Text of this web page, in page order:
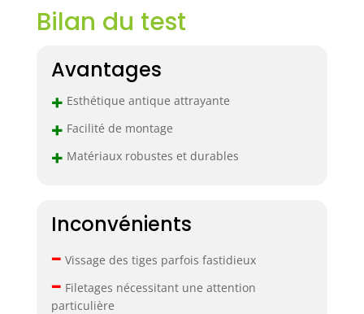
Bilan du test
Avantages
+ Esthétique antique attrayante
+ Facilité de montage
+ Matériaux robustes et durables
Inconvénients
– Vissage des tiges parfois fastidieux
– Filetages nécessitant une attention
particulière